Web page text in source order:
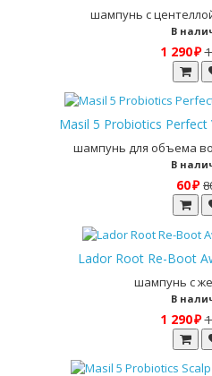
шампунь с
В
1 290 ₽
Masil 5 Probiotics
шампунь для объема
В
60 ₽
Lador Root Re-Boot
шампунь с
В
1 290 ₽